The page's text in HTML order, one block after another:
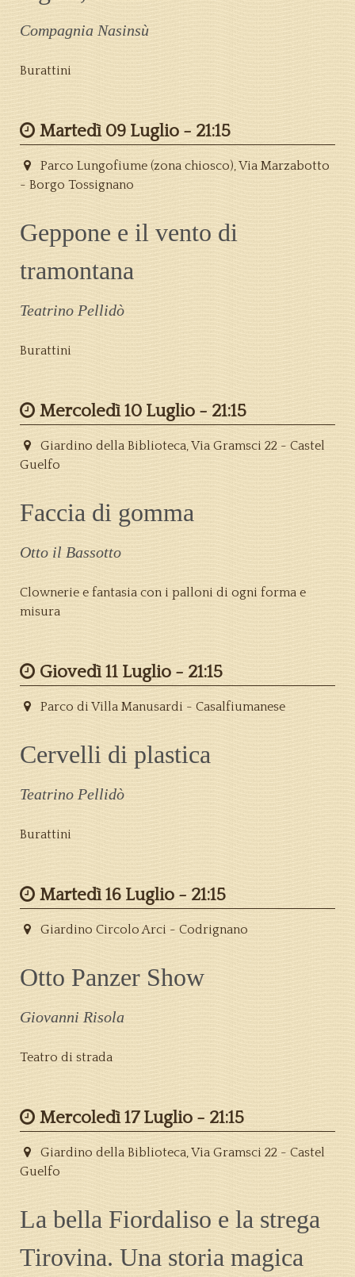
Compagnia Nasinsù
Burattini
Martedì 09 Luglio - 21:15
Parco Lungofiume (zona chiosco), Via Marzabotto
- Borgo Tossignano
Geppone e il vento di
tramontana
Teatrino Pellidò
Burattini
Mercoledì 10 Luglio - 21:15
Giardino della Biblioteca, Via Gramsci 22 - Castel
Guelfo
Faccia di gomma
Otto il Bassotto
Clownerie e fantasia con i palloni di ogni forma e
misura
Giovedì 11 Luglio - 21:15
Parco di Villa Manusardi - Casalfiumanese
Cervelli di plastica
Teatrino Pellidò
Burattini
Martedì 16 Luglio - 21:15
Giardino Circolo Arci - Codrignano
Otto Panzer Show
Giovanni Risola
Teatro di strada
Mercoledì 17 Luglio - 21:15
Giardino della Biblioteca, Via Gramsci 22 - Castel
Guelfo
La bella Fiordaliso e la strega
Tirovina. Una storia magica